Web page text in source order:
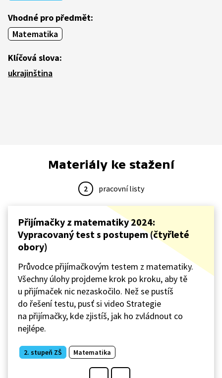
Vhodné pro předmět:
Matematika
Klíčová slova:
ukrajinština
Materiály ke stažení
2 pracovní listy
Přijímačky z matematiky 2024:
Vypracovaný test s postupem (čtyřleté
obory)
Průvodce přijímačkovým testem z matematiky.
Všechny úlohy projdeme krok po kroku, aby tě
u přijímaček nic nezaskočilo. Než se pustíš
do řešení testu, pusť si video Strategie
na přijímačky, kde zjistíš, jak ho zvládnout co
nejlépe.
2. stupeň ZŠ Matematika